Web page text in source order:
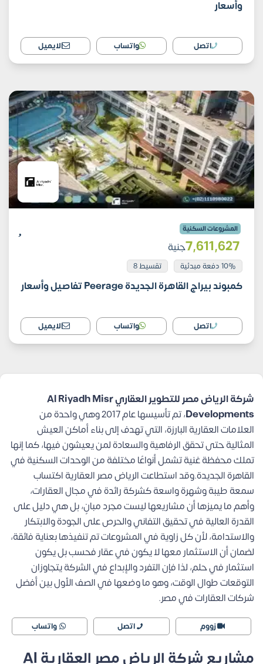
وأسعار
اتصل واتساب الايميل
المشروعات السكنية
7٬611٬627جنية
10% دفعة مبدئية تقسيط 8
كمبوند بيراج القاهرة الجديدة Peerage تفاصيل وأسعار
اتصل واتساب الايميل
شركة الرياض مصر للتطوير العقاري Al Riyadh Misr
Developments
، تم تأسيسها عام 2017 وهي واحدة من
العلامات العقارية البارزة، التي تهدف إلى بناء أماكن العيش
المثالية حتى تحقق الرفاهية والسعادة لمن يعيشون فيها، كما إنها
تملك محفظة غنية تشمل أنواعًا مختلفة من الوحدات السكنية في
القاهرة الجديدة.وقد استطاعت الرياض مصر العقارية اكتساب
سمعة طيبة وشهرة واسعة كشركة رائدة في مجال العقارات،
وأهم ما يميزها أن مشاريعها ليست مجرد مبانٍ، بل هي دليل على
القدرة العالية في تحقيق التفاني والحرص على الجودة والابتكار
والاستدامة، لأن كل زاوية في المشروعات تم تنفيذها بعناية فائقة،
لضمان أن الاستثمار معها لا يكون في عقار فحسب بل يكون
استثمار في حلم، لذا فإن التفرد والإبداع في الشركة يتجاوزان
التوقعات طوال الوقت، وهو ما وضعها في الصف الأول بين أفضل
شركات العقارات في مصر.
زووم اتصل واتساب
مشاريع شركة الرياض مصر العقارية Al